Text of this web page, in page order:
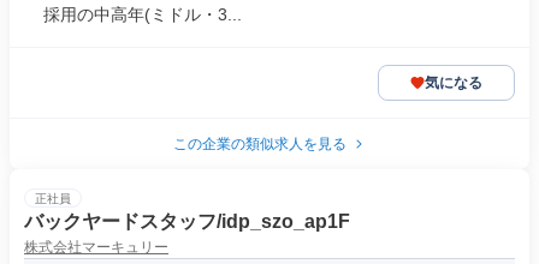
採用の中高年(ミドル・3...
気になる
この企業の類似求人を見る
正社員
バックヤードスタッフ/idp_szo_ap1F
株式会社マーキュリー